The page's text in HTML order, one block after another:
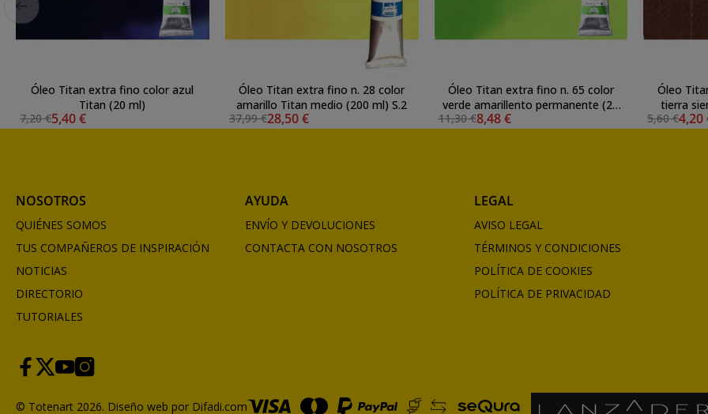
Óleo Titan extra fino color azul
Titan (20 ml)
7,20 €5,40 €
Óleo Titan extra fino n. 28 color
amarillo Titan medio (200 ml) S.2
37,99 €28,50 €
Óleo Titan extra fino n. 65 color
verde amarillento permanente (20
11,30 €8,48 €
Óleo
tierra
5,60 €4,20
NOSOTROS
QUIÉNES SOMOS
TUS COMPAÑEROS DE INSPIRACIÓN
NOTICIAS
DIRECTORIO
TUTORIALES
AYUDA
ENVÍO Y DEVOLUCIONES
CONTACTA CON NOSOTROS
LEGAL
AVISO LEGAL
TÉRMINOS Y CONDICIONES
POLÍTICA DE COOKIES
POLÍTICA DE PRIVACIDAD
© Totenart 2026. Diseño web por Difadi.com